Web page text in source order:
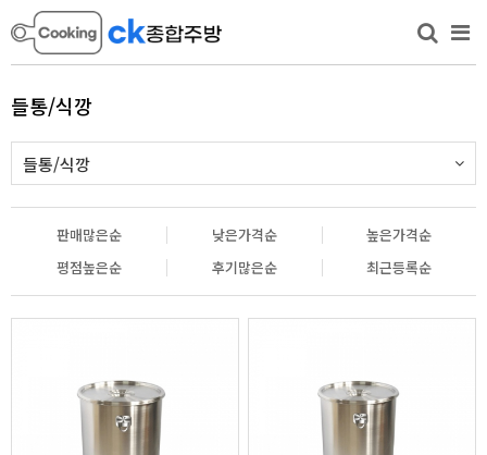
들통/식깡
들통/식깡
판매많은순 낮은가격순
높은가격순
평점높은순
후기많은순 최근등록순